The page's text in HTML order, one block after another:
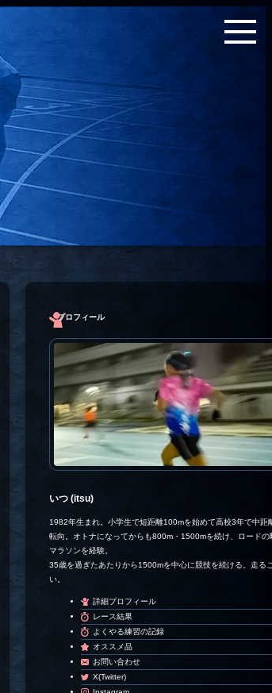
プロフィール
いつ (itsu)
1982年生まれ。小学生で短距離100mを始めて高校3年で中距
転向。オトナになってからも800m・1500mを続け、ロードの
マラソンを経験。
35歳を過ぎたあたりから1500mを中心に競技を続ける。走る
い。
詳細プロフィール
レース結果
よくやる練習の記録
オススメ品
お問い合わせ
X(Twitter)